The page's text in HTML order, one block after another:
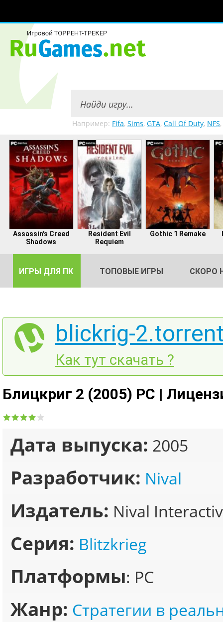
Например: Fifa, Sims, GTA, Call Of Duty, NFS,
Assassin's Creed
Shadows
Resident Evil
Requiem
Gothic 1 Remake
ИГРЫ ДЛЯ ПК ТОПОВЫЕ ИГРЫ СКОРО
blickrig-
Как тут скачать ?
Блицкриг 2 (2005) PC |
Дата выпуска: 2005
Разработчик: Nival
Издатель: Nival
Серия: Blitzkrieg
Платформы: PC
Жанр: Стратегии в